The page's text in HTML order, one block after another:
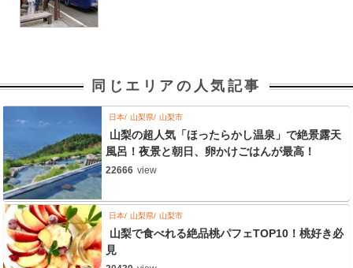
同じエリアの人気記事
日本 山梨県 山梨市
山梨の超人気「ほったらかし温泉」で絶景露天
風呂！夜景と朝日、卵かけごはんが最高！
22666 view
日本 山梨県 山梨市
山梨で食べれる絶品桃パフェTOP10！桃好き必
見